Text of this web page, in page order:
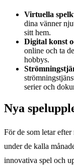
Virtuella
dina vänner
sitt hem.
Digital konst
online och ta
hobbys.
serier och
Nya
För de som letar efter
under de kalla
innovativa spel och